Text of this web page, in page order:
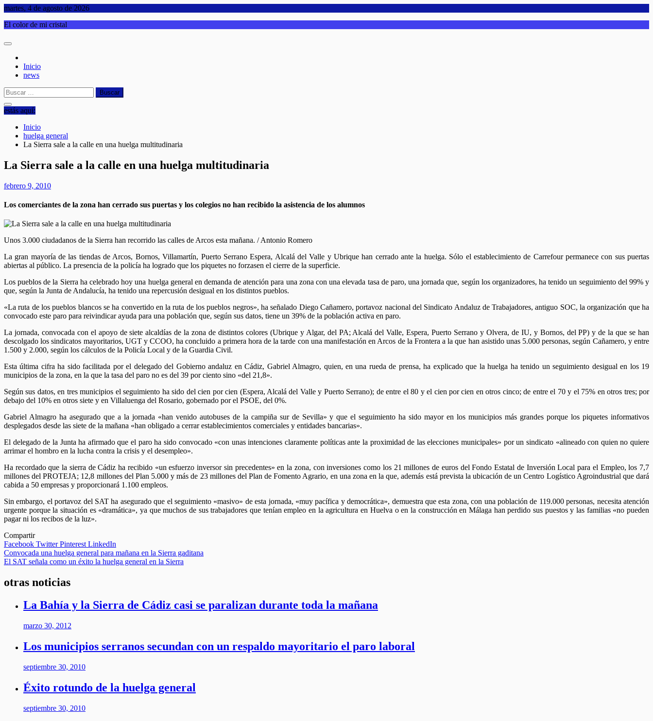
Saltar
contenido
martes, 4 de agosto de 2026
El color de mi cristal
Inicio
news
Buscar:
estás aquí:
Inicio
huelga general
La Sierra sale a la calle en una huelga multitudinaria
La Sierra sale a la calle en una huelga multitudinaria
febrero 9, 2010
Los comerciantes de la zona han cerrado sus puertas y los colegios no han recibido la asistencia de los alumnos
Unos 3.000 ciudadanos de la Sierra han recorrido las calles de Arcos esta mañana. / Antonio Romero
La gran mayoría de las tiendas de Arcos, Bornos, Villamartín, Puerto Serrano Espera, Alcalá del Valle y Ubrique han cerrado ante la huelga. Sólo el establecimiento de Carrefour permanece con sus puertas
abiertas al público. La presencia de la policía ha logrado que los piquetes no forzasen el cierre de la superficie.
Los pueblos de la Sierra ha celebrado hoy una huelga general en demanda de atención para una zona con una elevada tasa de paro, una jornada que, según los organizadores, ha tenido un seguimiento del 99% y
que, según la Junta de Andalucía, ha tenido una repercusión desigual en los distintos pueblos.
«La ruta de los pueblos blancos se ha convertido en la ruta de los pueblos negros», ha señalado Diego Cañamero, portavoz nacional del Sindicato Andaluz de Trabajadores, antiguo SOC, la organización que ha
convocado este paro para reivindicar ayuda para una población que, según sus datos, tiene un 39% de la población activa en paro.
La jornada, convocada con el apoyo de siete alcaldías de la zona de distintos colores (Ubrique y Algar, del PA; Alcalá del Valle, Espera, Puerto Serrano y Olvera, de IU, y Bornos, del PP) y de la que se han
descolgado los sindicatos mayoritarios, UGT y CCOO, ha concluido a primera hora de la tarde con una manifestación en Arcos de la Frontera a la que han asistido unas 5.000 personas, según Cañamero, y entre
1.500 y 2.000, según los cálculos de la Policía Local y de la Guardia Civil.
Esta última cifra ha sido facilitada por el delegado del Gobierno andaluz en Cádiz, Gabriel Almagro, quien, en una rueda de prensa, ha explicado que la huelga ha tenido un seguimiento desigual en los 19
municipios de la zona, en la que la tasa del paro no es del 39 por ciento sino «del 21,8».
Según sus datos, en tres municipios el seguimiento ha sido del cien por cien (Espera, Alcalá del Valle y Puerto Serrano); de entre el 80 y el cien por cien en otros cinco; de entre el 70 y el 75% en otros tres; por
debajo del 10% en otros siete y en Villaluenga del Rosario, gobernado por el PSOE, del 0%.
Gabriel Almagro ha asegurado que a la jornada «han venido autobuses de la campiña sur de Sevilla» y que el seguimiento ha sido mayor en los municipios más grandes porque los piquetes informativos
desplegados desde las siete de la mañana «han obligado a cerrar establecimientos comerciales y entidades bancarias».
El delegado de la Junta ha afirmado que el paro ha sido convocado «con unas intenciones claramente políticas ante la proximidad de las elecciones municipales» por un sindicato «alineado con quien no quiere
arrimar el hombro en la lucha contra la crisis y el desempleo».
Ha recordado que la sierra de Cádiz ha recibido «un esfuerzo inversor sin precedentes» en la zona, con inversiones como los 21 millones de euros del Fondo Estatal de Inversión Local para el Empleo, los 7,7
millones del PROTEJA; 12,8 millones del Plan 5.000 y más de 23 millones del Plan de Fomento Agrario, en una zona en la que, además está prevista la ubicación de un Centro Logístico Agroindustrial que dará
cabida a 50 empresas y proporcionará 1.100 empleos.
Sin embargo, el portavoz del SAT ha asegurado que el seguimiento «masivo» de esta jornada, «muy pacífica y democrática», demuestra que esta zona, con una población de 119.000 personas, necesita atención
urgente porque la situación es «dramática», ya que muchos de sus trabajadores que tenían empleo en la agricultura en Huelva o en la construcción en Málaga han perdido sus puestos y las familias «no pueden
pagar ni los recibos de la luz».
Compartir
Facebook TwitterPinterest LinkedIn
Navegación
de
entradas
Convocada una huelga general para mañana en la Sierra gaditana
El SAT señala como un éxito la huelga general en la Sierra
otras noticias
La Bahía y la Sierra de Cádiz casi se paralizan durante toda la mañana
marzo 30, 2012
Los municipios serranos secundan con un respaldo mayoritario el paro laboral
septiembre 30, 2010
Éxito rotundo de la huelga general
septiembre 30, 2010